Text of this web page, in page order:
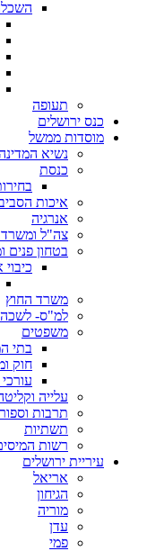
תעופה
כנס ירושלים
מוסדות ממשל
נשיא המדינה
כנסת
איכות
אנרגיה
צה"ל ומשרד
בטחון פנים
משרד החוץ
למ"ס- לשכה
משפטים
בתי
חוק
עורכי
עלייה וקליטה
תרבות
תשתיות
רשות המיסים
עיריית ירושלים
אריאל
הגיחון
מוריה
עדן
פמי